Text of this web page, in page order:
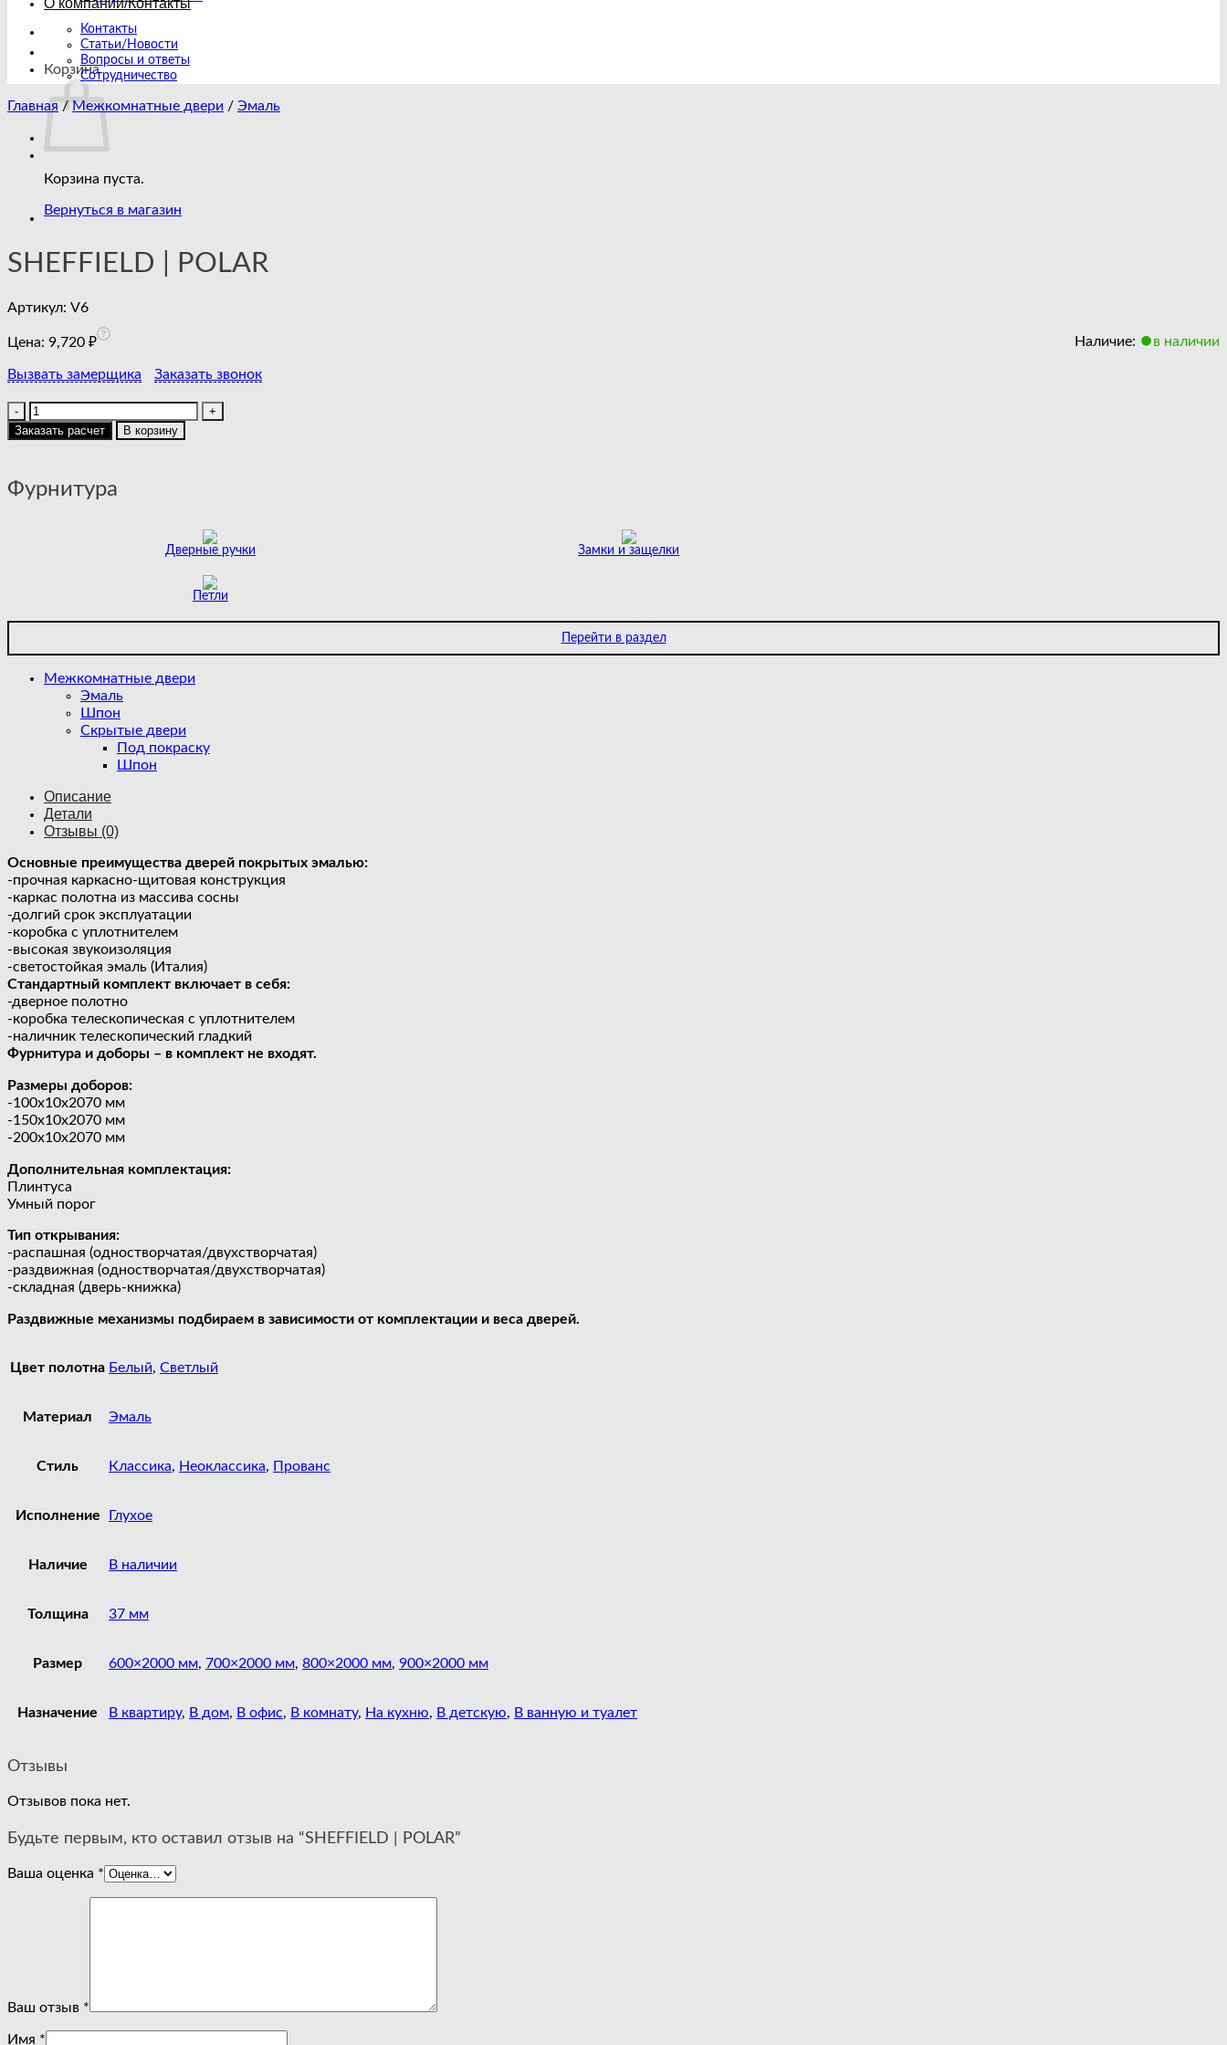
Корзина
Корзина пуста.
Вернуться в магазин
Контакты
Статьи/Новости
Вопросы и ответы
Сотрудничество
Главная / Межкомнатные двери / Эмаль
SHEFFIELD | POLAR
Артикул: V6
Цена: 9,720 ₽ Наличие: в наличии
Вызвать замерщика Заказать звонок
Количество
товара
SHEFFIELD
Заказать расчет В корзину
Фурнитура
Дверные ручки Замки и защелки
Петли
Перейти в раздел
Межкомнатные двери
Эмаль
Шпон
Скрытые двери
Под покраску
Шпон
Описание
Детали
Отзывы (0)
Основные преимущества дверей покрытых эмалью:
-прочная каркасно-щитовая конструкция
-каркас полотна из массива сосны
-долгий срок эксплуатации
-коробка с уплотнителем
-высокая звукоизоляция
-светостойкая эмаль (Италия)
Стандартный комплект включает в себя:
-дверное полотно
-коробка телескопическая с уплотнителем
-наличник телескопический гладкий
Фурнитура и доборы – в комплект не входят.
Размеры доборов:
-100х10х2070 мм
-150х10х2070 мм
-200х10х2070 мм
Дополнительная комплектация:
Плинтуса
Умный порог
Тип открывания:
-распашная (одностворчатая/двухстворчатая)
-раздвижная (одностворчатая/двухстворчатая)
-складная (дверь-книжка)
Раздвижные механизмы подбираем в зависимости от комплектации и веса дверей.
Цвет полотна Белый, Светлый
Материал Эмаль
Стиль Классика, Неоклассика, Прованс
Исполнение Глухое
Наличие В наличии
Толщина 37 мм
Размер 600×2000 мм, 700×2000 мм, 800×2000 мм, 900×2000 мм
Назначение В квартиру, В дом, В офис, В комнату, На кухню, В детскую, В ванную и туалет
Отзывы
Отзывов пока нет.
Будьте первым, кто оставил отзыв на “SHEFFIELD | POLAR”
Ваша оценка *
Ваш отзыв *
Имя *